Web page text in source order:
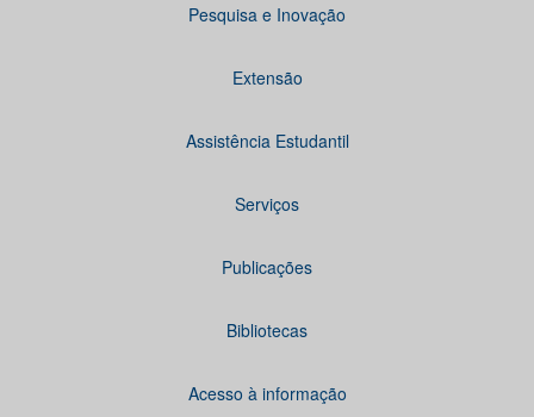
Pesquisa e Inovação
Extensão
Assistência Estudantil
Serviços
Publicações
Bibliotecas
Acesso à informação